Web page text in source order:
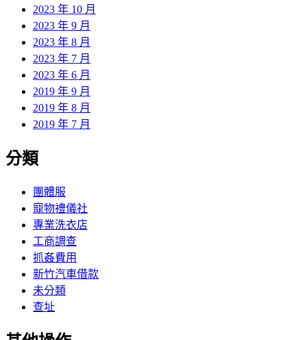
2023 年 10 月
2023 年 9 月
2023 年 8 月
2023 年 7 月
2023 年 6 月
2019 年 9 月
2019 年 8 月
2019 年 7 月
分類
團體服
寵物禮儀社
專業洗衣店
工商調查
抓姦費用
新竹汽車借款
未分類
查址